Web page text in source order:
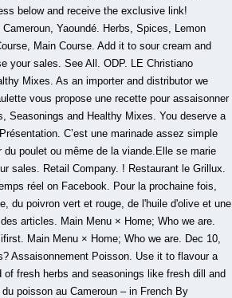
below and receive the exclusive link!
Yaoundé. Herbs, Spices, Lemon
Main Course. Add it to sour cream and
your sales. See All. ODP. LE Christiano
Mixes. As an importer and distributor we
vous propose une recette pour assaisonner
Seasonings and Healthy Mixes. You deserve a
C’est une marinade assez simple
poulet ou même de la viande.Elle se marie
sales. Retail Company. ! Restaurant le Grillux.
réel on Facebook. Pour la prochaine fois,
du poivron vert et rouge, de l'huile d'olive et une
articles. Main Menu × Home; Who we are.
Main Menu × Home; Who we are. Dec 10,
Assaisonnement Poisson. Use it to flavour a
fresh herbs and seasonings like fresh dill and
poisson au Cameroun – in French By